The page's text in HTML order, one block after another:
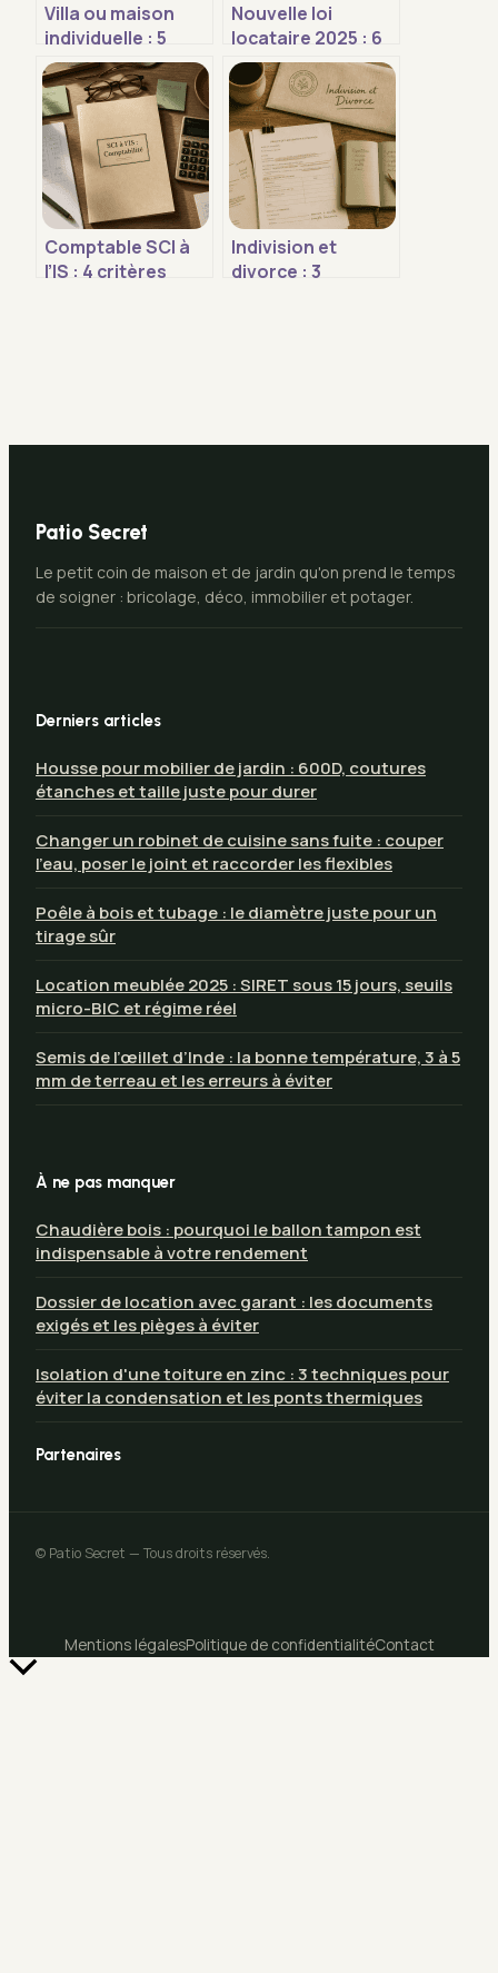
Villa ou maison
individuelle : 5
critères de
standing pour
orienter votre
choix
Nouvelle loi
locataire 2025 : 6
semaines pour
régulariser, fin des
passoires
thermiques et
nouveaux recours
Comptable SCI à
l’IS : 4 critères
Indivision et
divorce : 3
Patio Secret
Le petit coin de maison et de jardin qu'on prend le temps
de soigner : bricolage, déco, immobilier et potager.
Derniers articles
Housse pour mobilier de jardin : 600D, coutures
étanches et taille juste pour durer
Changer un robinet de cuisine sans fuite : couper
l’eau, poser le joint et raccorder les flexibles
Poêle à bois et tubage : le diamètre juste pour un
tirage sûr
Location meublée 2025 : SIRET sous 15 jours, seuils
micro-BIC et régime réel
Semis de l’œillet d’Inde : la bonne température, 3 à 5
mm de terreau et les erreurs à éviter
À ne pas manquer
Chaudière bois : pourquoi le ballon tampon est
indispensable à votre rendement
Dossier de location avec garant : les documents
exigés et les pièges à éviter
Isolation d'une toiture en zinc : 3 techniques pour
éviter la condensation et les ponts thermiques
Partenaires
© Patio Secret — Tous droits réservés.
Mentions légalesPolitique de confidentialitéContact